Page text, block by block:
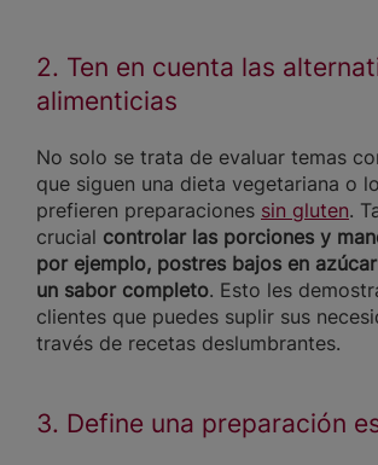
2. Ten en cuenta las
alimenticias
No solo se trata de evaluar temas
que siguen una dieta vegetariana o
prefieren preparaciones sin gluten.
crucial controlar las porciones y
por ejemplo, postres bajos en
un sabor completo. Esto les
clientes que puedes suplir sus
través de recetas deslumbrantes.
3. Define una preparación